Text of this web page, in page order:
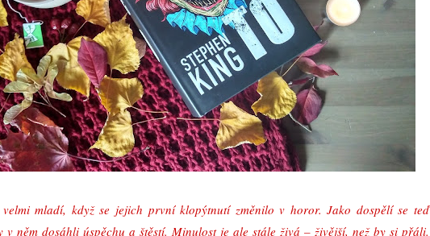
mladí, když se jejich první klopýtnutí změnilo v horor. Jako dospělí se teď
v něm dosáhli úspěchu a štěstí. Minulost je ale stále živá – živější, než by si přáli.